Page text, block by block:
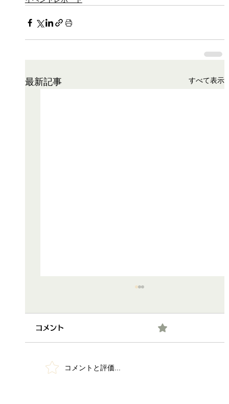
最新記事 すべて表示
コメント
コメントと評価...